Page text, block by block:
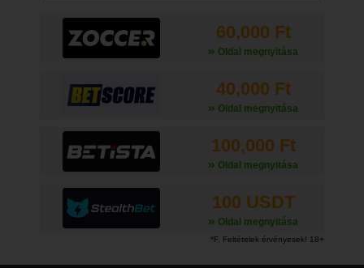
60,000 Ft
Oldal megnyitása
40,000 Ft
Oldal megnyitása
100,000 Ft
Oldal megnyitása
100 USDT
Oldal megnyitása